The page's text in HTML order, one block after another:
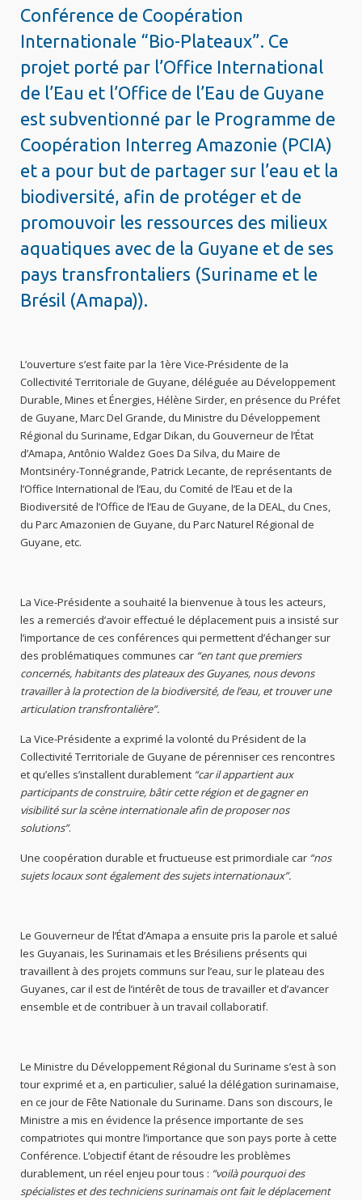
Conférence de Coopération
Internationale “Bio-Plateaux”. Ce
projet porté par l’Office International
de l’Eau et l’Office de l’Eau de Guyane
est subventionné par le Programme de
Coopération Interreg Amazonie (PCIA)
et a pour but de partager sur l’eau et la
biodiversité, afin de protéger et de
promouvoir les ressources des milieux
aquatiques avec de la Guyane et de ses
pays transfrontaliers (Suriname et le
Brésil (Amapa)).
L’ouverture s’est faite par la 1ère Vice-Présidente de la
Collectivité Territoriale de Guyane, déléguée au Développement
Durable, Mines et Énergies, Hélène Sirder, en présence du Préfet
de Guyane, Marc Del Grande, du Ministre du Développement
Régional du Suriname, Edgar Dikan, du Gouverneur de l’État
d’Amapa, Antônio Waldez Goes Da Silva, du Maire de
Montsinéry-Tonnégrande, Patrick Lecante, de représentants de
l’Office International de l’Eau, du Comité de l’Eau et de la
Biodiversité de l’Office de l’Eau de Guyane, de la DEAL, du Cnes,
du Parc Amazonien de Guyane, du Parc Naturel Régional de
Guyane, etc.
La Vice-Présidente a souhaité la bienvenue à tous les acteurs,
les a remerciés d’avoir effectué le déplacement puis a insisté sur
l’importance de ces conférences qui permettent d’échanger sur
des problématiques communes car “en tant que premiers
concernés, habitants des plateaux des Guyanes, nous devons
travailler à la protection de la biodiversité, de l’eau, et trouver une
articulation transfrontalière”.
La Vice-Présidente a exprimé la volonté du Président de la
Collectivité Territoriale de Guyane de pérenniser ces rencontres
et qu’elles s’installent durablement “car il appartient aux
participants de construire, bâtir cette région et de gagner en
visibilité sur la scène internationale afin de proposer nos
solutions”.
Une coopération durable et fructueuse est primordiale car “nos
sujets locaux sont également des sujets internationaux”.
Le Gouverneur de l’État d’Amapa a ensuite pris la parole et salué
les Guyanais, les Surinamais et les Brésiliens présents qui
travaillent à des projets communs sur l’eau, sur le plateau des
Guyanes, car il est de l’intérêt de tous de travailler et d’avancer
ensemble et de contribuer à un travail collaboratif.
Le Ministre du Développement Régional du Suriname s’est à son
tour exprimé et a, en particulier, salué la délégation surinamaise,
en ce jour de Fête Nationale du Suriname. Dans son discours, le
Ministre a mis en évidence la présence importante de ses
compatriotes qui montre l’importance que son pays porte à cette
Conférence. L’objectif étant de résoudre les problèmes
durablement, un réel enjeu pour tous : “voilà pourquoi des
spécialistes et des techniciens surinamais ont fait le déplacement